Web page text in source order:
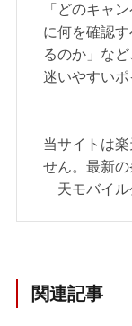
「どのキャ
に何を確認
るのか」な
迷いやすい
当サイトは
せん。最新
天モバイ
関連記事